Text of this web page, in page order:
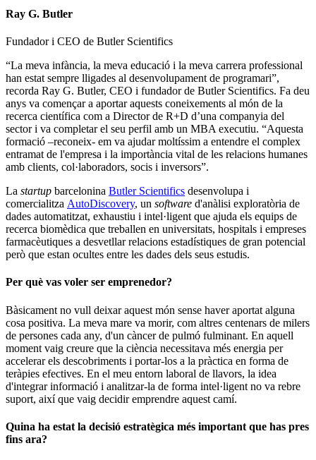
Ray G. Butler
Fundador i CEO de Butler Scientifics
“La meva infància, la meva educació i la meva carrera professional
han estat sempre lligades al desenvolupament de programari”,
recorda Ray G. Butler, CEO i fundador de Butler Scientifics. Fa deu
anys va començar a aportar aquests coneixements al món de la
recerca científica com a Director de R+D d’una companyia del
sector i va completar el seu perfil amb un MBA executiu. “Aquesta
formació –reconeix- em va ajudar moltíssim a entendre el complex
entramat de l'empresa i la importància vital de les relacions humanes
amb clients, col·laboradors, socis i inversors”.
La startup barcelonina Butler Scientifics desenvolupa i
comercialitza AutoDiscovery, un software d'anàlisi exploratòria de
dades automatitzat, exhaustiu i intel·ligent que ajuda els equips de
recerca biomèdica que treballen en universitats, hospitals i empreses
farmacèutiques a desvetllar relacions estadístiques de gran potencial
però que estan ocultes entre les dades dels seus estudis.
Per què vas voler ser emprenedor?
Bàsicament no vull deixar aquest món sense haver aportat alguna
cosa positiva. La meva mare va morir, com altres centenars de milers
de persones cada any, d'un càncer de pulmó fulminant. En aquell
moment vaig creure que la ciència necessitava més energia per
accelerar els descobriments i portar-los a la pràctica en forma de
teràpies efectives. En el meu entorn laboral de llavors, la idea
d'integrar informació i analitzar-la de forma intel·ligent no va rebre
suport, així que vaig decidir emprendre aquest camí.
Quina ha estat la decisió estratègica més important que has pres
fins ara?